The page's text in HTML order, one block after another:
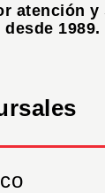
atención y
1989.